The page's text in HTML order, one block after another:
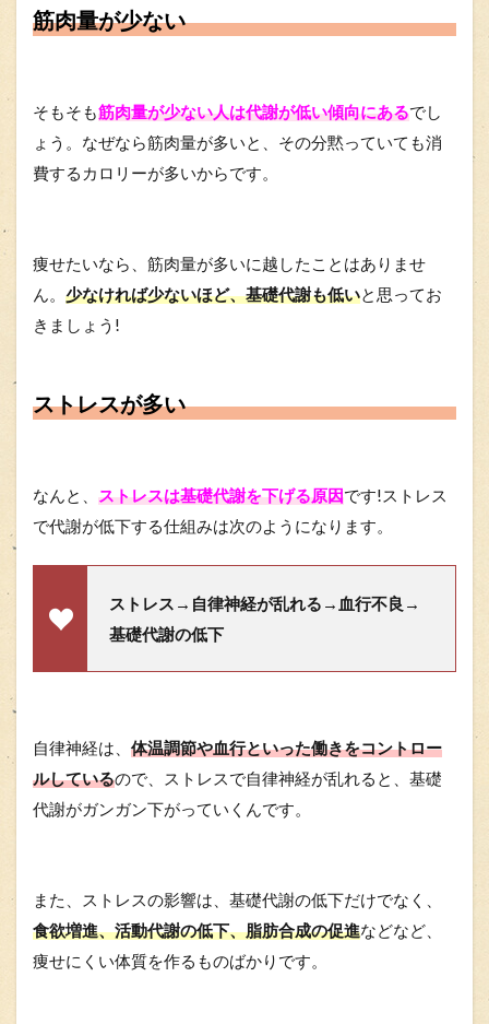
筋肉量が少ない
そもそも筋肉量が少ない人は代謝が低い傾向にあるでし
ょう。なぜなら筋肉量が多いと、その分黙っていても消
費するカロリーが多いからです。
痩せたいなら、筋肉量が多いに越したことはありませ
ん。 少なければ少ないほど、基礎代謝も低いと思ってお
きましょう!
ストレスが多い
なんと、 ストレスは基礎代謝を下げる原因です!ストレス
で代謝が低下する仕組みは次のようになります。
ストレス→自律神経が乱れる→血行不良→
基礎代謝の低下
自律神経は、 体温調節や血行といった働きをコントロー
ルしているので、ストレスで自律神経が乱れると、基礎
代謝がガンガン下がっていくんです。
また、ストレスの影響は、基礎代謝の低下だけでなく、
食欲増進、活動代謝の低下、脂肪合成の促進などなど、
痩せにくい体質を作るものばかりです。